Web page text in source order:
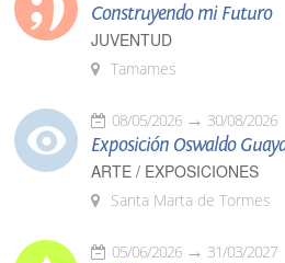
Construyendo mi Futuro
JUVENTUD
Tamames
08/05/2026 30/08/2026
Exposición Oswaldo
ARTE / EXPOSICIONES
Santa Marta de Tormes
05/06/2026 31/03/2027